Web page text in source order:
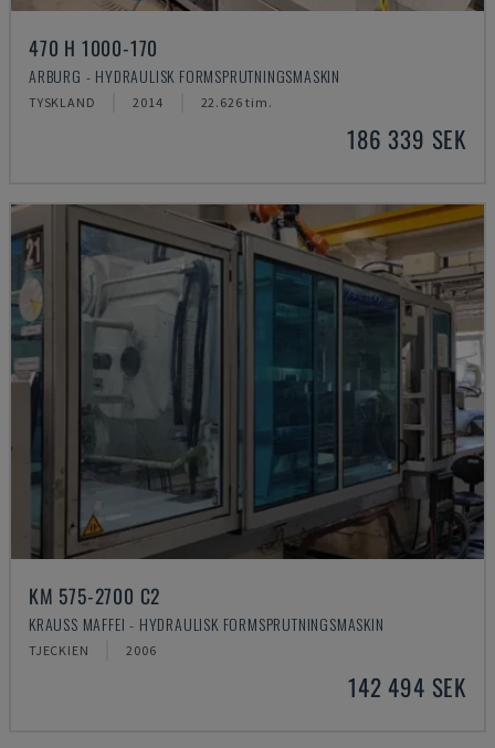
470 H 1000-170
ARBURG - HYDRAULISK FORMSPRUTNINGSMASKIN
TYSKLAND 2014 22.626 tim.
186 339 SEK
KM 575-2700 C2
KRAUSS MAFFEI - HYDRAULISK FORMSPRUTNINGSMASKIN
TJECKIEN 2006
142 494 SEK